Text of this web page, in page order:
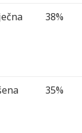
38%
35%